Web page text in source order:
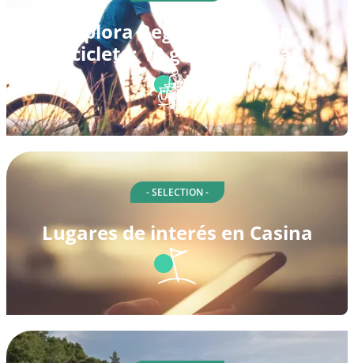
Explora Reggio Emilia en
bicicleta: 10 grandes rutas
- SELECTION -
Lugares de interés en Casina